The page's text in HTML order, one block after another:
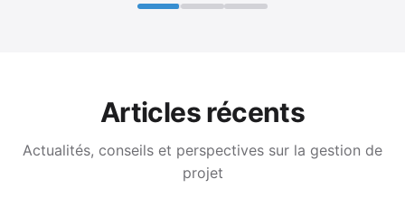
Articles récents
Actualités, conseils et perspectives sur la gestion de
projet